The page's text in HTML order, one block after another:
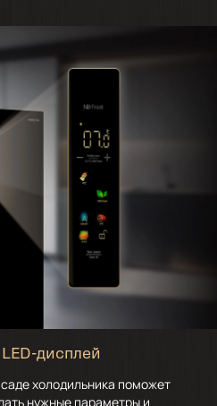
дисплей
холодильника поможет
нужные параметры и